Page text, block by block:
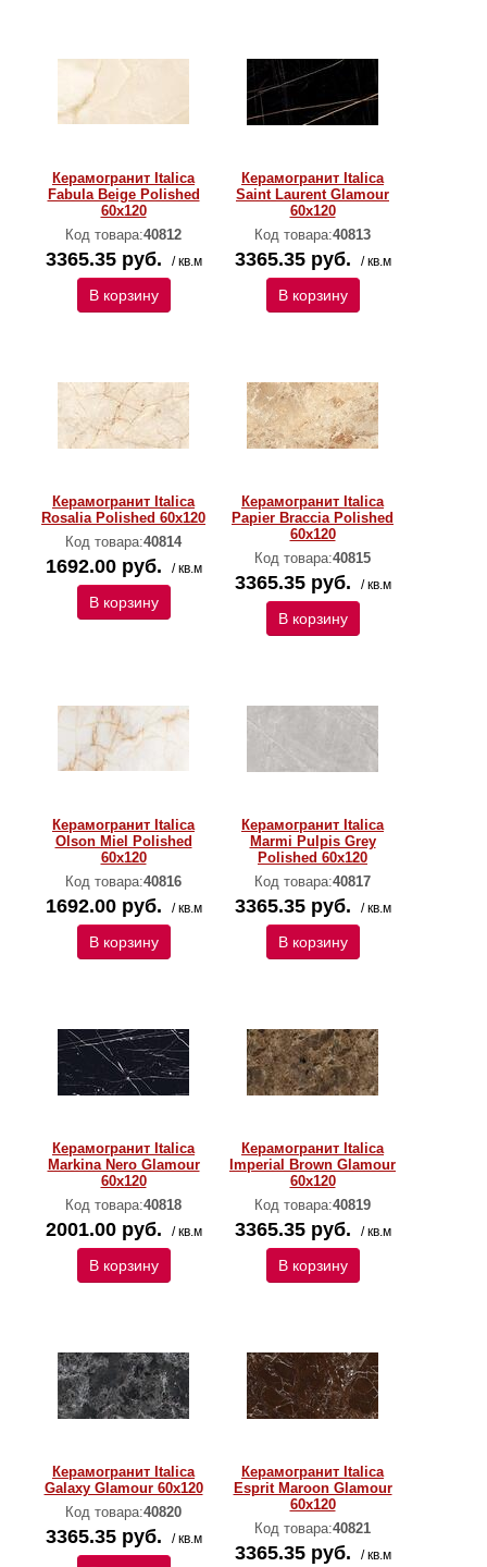
Керамогранит Italica
Fabula Beige Polished
60х120
Код товара:40812
3365.35 руб. / кв.м
В корзину
Керамогранит Italica
Saint Laurent Glamour
60х120
Код товара:40813
3365.35 руб. / кв.м
В корзину
Керамогранит Italica
Rosalia Polished 60х120
Код товара:40814
1692.00 руб. / кв.м
В корзину
Керамогранит Italica
Papier Braccia Polished
60х120
Код товара:40815
3365.35 руб. / кв.м
В корзину
Керамогранит Italica
Olson Miel Polished
60х120
Код товара:40816
1692.00 руб. / кв.м
В корзину
Керамогранит Italica
Marmi Pulpis Grey
Polished 60х120
Код товара:40817
3365.35 руб. / кв.м
В корзину
Керамогранит Italica
Markina Nero Glamour
60х120
Код товара:40818
2001.00 руб. / кв.м
В корзину
Керамогранит Italica
Imperial Brown Glamour
60х120
Код товара:40819
3365.35 руб. / кв.м
В корзину
Керамогранит Italica
Galaxy Glamour 60х120
Код товара:40820
3365.35 руб. / кв.м
Керамогранит Italica
Esprit Maroon Glamour
60х120
Код товара:40821
3365.35 руб. / кв.м